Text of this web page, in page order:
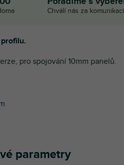
Chválí nás za komunikaci
pro spojování 10mm panelů.
parametry